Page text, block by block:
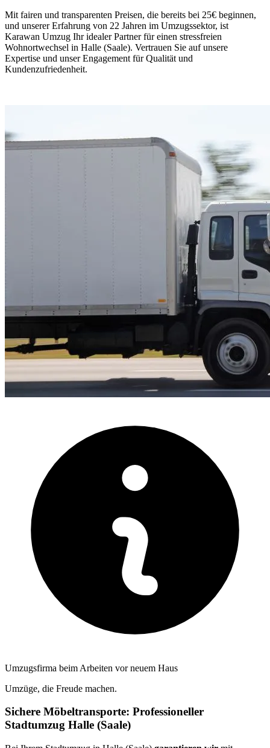
Mit fairen und transparenten Preisen, die bereits bei 25€ beginnen,
und unserer Erfahrung von 22 Jahren im Umzugssektor, ist
Karawan Umzug Ihr idealer Partner für einen stressfreien
Wohnortwechsel in Halle (Saale). Vertrauen Sie auf unsere
Expertise und unser Engagement für Qualität und
Kundenzufriedenheit.
Umzugsfirma beim Arbeiten vor neuem Haus
Umzüge, die Freude machen.
Sichere Möbeltransporte: Professioneller
Stadtumzug Halle (Saale)